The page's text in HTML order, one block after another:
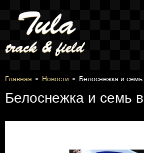
Главная Новости Белоснежка и семь
Белоснежка и семь